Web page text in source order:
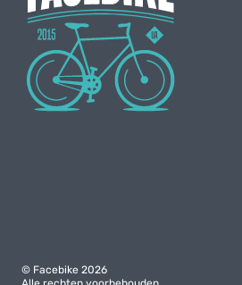
© Facebike 2026